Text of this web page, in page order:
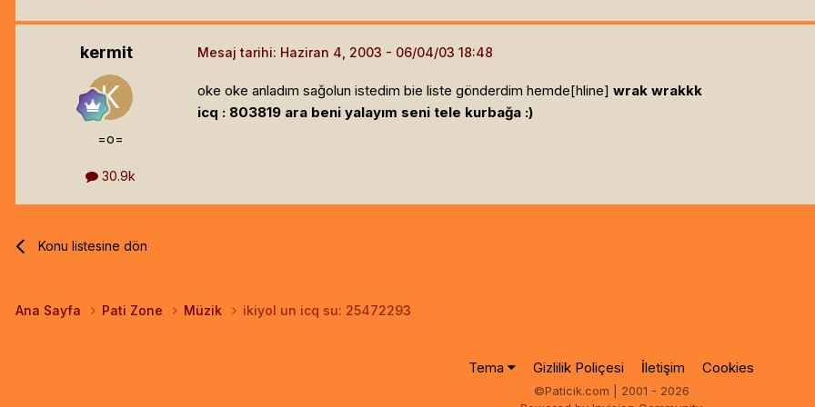
kermit
=o=
30.9k
Mesaj tarihi: Haziran 4, 2003
oke oke anladım sağolun istedim bie liste gönderdim hemde[hline] wrak wrakkk
icq : 803819 ara beni yalayım seni tele kurbağa :)
Konu listesine dön
Ana Sayfa Pati Zone Müzik ikiyol un icq su: 25472293
Tema Gizlilik Poliçesi İletişim Cookies
©Paticik.com | 2001 - 2026